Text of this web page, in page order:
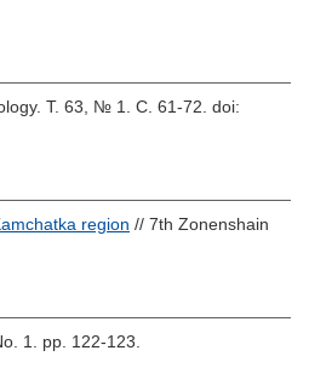
Т. 63, № 1. С. 61-72. doi:
region // 7th Zonenshain
1. pp. 122-123.